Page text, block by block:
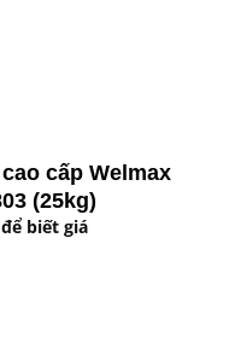
cấp Welmax
(25kg)
biết giá